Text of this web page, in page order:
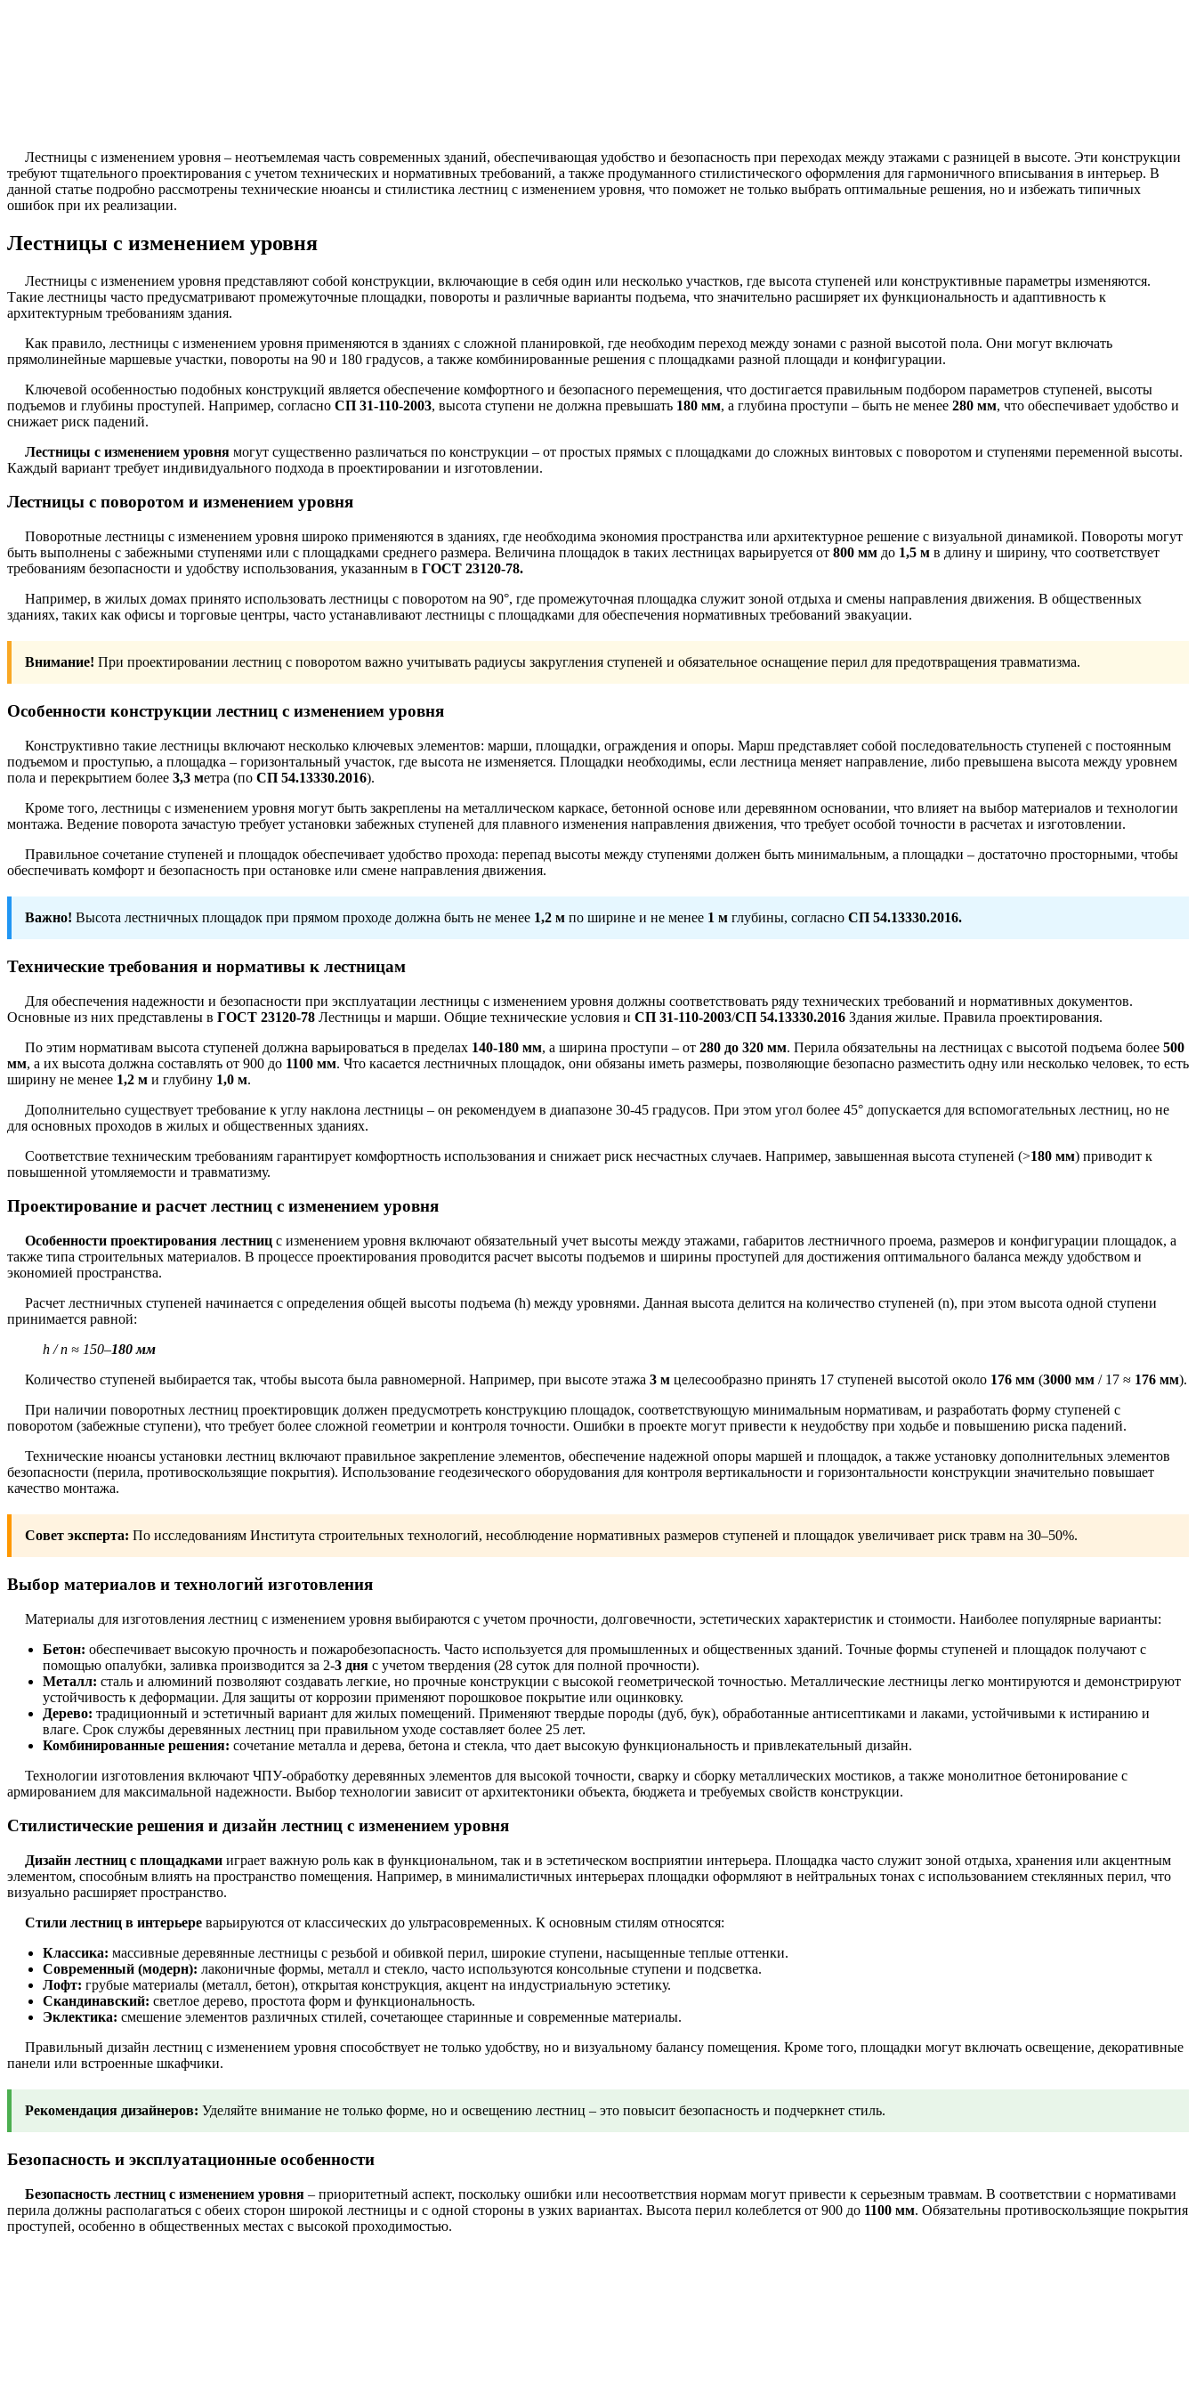
Лестницы с изменением уровня – неотъемлемая часть современных зданий, обеспечивающая удобство и безопасность при переходах между этажами с разницей в высоте. Эти конструкции
требуют тщательного проектирования с учетом технических и нормативных требований, а также продуманного стилистического оформления для гармоничного вписывания в интерьер. В
данной статье подробно рассмотрены технические нюансы и стилистика лестниц с изменением уровня, что поможет не только выбрать оптимальные решения, но и избежать типичных
ошибок при их реализации.
Лестницы с изменением уровня
Лестницы с изменением уровня представляют собой конструкции, включающие в себя один или несколько участков, где высота ступеней или конструктивные параметры изменяются.
Такие лестницы часто предусматривают промежуточные площадки, повороты и различные варианты подъема, что значительно расширяет их функциональность и адаптивность к
архитектурным требованиям здания.
Как правило, лестницы с изменением уровня применяются в зданиях с сложной планировкой, где необходим переход между зонами с разной высотой пола. Они могут включать
прямолинейные маршевые участки, повороты на 90 и 180 градусов, а также комбинированные решения с площадками разной площади и конфигурации.
Ключевой особенностью подобных конструкций является обеспечение комфортного и безопасного перемещения, что достигается правильным подбором параметров ступеней, высоты
подъемов и глубины проступей. Например, согласно СП 31-110-2003, высота ступени не должна превышать 180 мм, а глубина проступи – быть не менее 280 мм, что обеспечивает удобство и
снижает риск падений.
Лестницы с изменением уровня могут существенно различаться по конструкции – от простых прямых с площадками до сложных винтовых с поворотом и ступенями переменной высоты.
Каждый вариант требует индивидуального подхода в проектировании и изготовлении.
Лестницы с поворотом и изменением уровня
Поворотные лестницы с изменением уровня широко применяются в зданиях, где необходима экономия пространства или архитектурное решение с визуальной динамикой. Повороты могут
быть выполнены с забежными ступенями или с площадками среднего размера. Величина площадок в таких лестницах варьируется от 800 мм до 1,5 м в длину и ширину, что соответствует
требованиям безопасности и удобству использования, указанным в ГОСТ 23120-78.
Например, в жилых домах принято использовать лестницы с поворотом на 90°, где промежуточная площадка служит зоной отдыха и смены направления движения. В общественных
зданиях, таких как офисы и торговые центры, часто устанавливают лестницы с площадками для обеспечения нормативных требований эвакуации.
Внимание! При проектировании лестниц с поворотом важно учитывать радиусы закругления ступеней и обязательное оснащение перил для предотвращения травматизма.
Особенности конструкции лестниц с изменением уровня
Конструктивно такие лестницы включают несколько ключевых элементов: марши, площадки, ограждения и опоры. Марш представляет собой последовательность ступеней с постоянным
подъемом и проступью, а площадка – горизонтальный участок, где высота не изменяется. Площадки необходимы, если лестница меняет направление, либо превышена высота между уровнем
пола и перекрытием более 3,3 метра (по СП 54.13330.2016).
Кроме того, лестницы с изменением уровня могут быть закреплены на металлическом каркасе, бетонной основе или деревянном основании, что влияет на выбор материалов и технологии
монтажа. Ведение поворота зачастую требует установки забежных ступеней для плавного изменения направления движения, что требует особой точности в расчетах и изготовлении.
Правильное сочетание ступеней и площадок обеспечивает удобство прохода: перепад высоты между ступенями должен быть минимальным, а площадки – достаточно просторными, чтобы
обеспечивать комфорт и безопасность при остановке или смене направления движения.
Важно! Высота лестничных площадок при прямом проходе должна быть не менее 1,2 м по ширине и не менее 1 м глубины, согласно СП 54.13330.2016.
Технические требования и нормативы к лестницам
Для обеспечения надежности и безопасности при эксплуатации лестницы с изменением уровня должны соответствовать ряду технических требований и нормативных документов.
Основные из них представлены в ГОСТ 23120-78 Лестницы и марши. Общие технические условия и СП 31-110-2003/СП 54.13330.2016 Здания жилые. Правила проектирования.
По этим нормативам высота ступеней должна варьироваться в пределах 140-180 мм, а ширина проступи – от 280 до 320 мм. Перила обязательны на лестницах с высотой подъема более 500
мм, а их высота должна составлять от 900 до 1100 мм. Что касается лестничных площадок, они обязаны иметь размеры, позволяющие безопасно разместить одну или несколько человек, то есть
ширину не менее 1,2 м и глубину 1,0 м.
Дополнительно существует требование к углу наклона лестницы – он рекомендуем в диапазоне 30-45 градусов. При этом угол более 45° допускается для вспомогательных лестниц, но не
для основных проходов в жилых и общественных зданиях.
Соответствие техническим требованиям гарантирует комфортность использования и снижает риск несчастных случаев. Например, завышенная высота ступеней (>180 мм) приводит к
повышенной утомляемости и травматизму.
Проектирование и расчет лестниц с изменением уровня
Особенности проектирования лестниц с изменением уровня включают обязательный учет высоты между этажами, габаритов лестничного проема, размеров и конфигурации площадок, а
также типа строительных материалов. В процессе проектирования проводится расчет высоты подъемов и ширины проступей для достижения оптимального баланса между удобством и
экономией пространства.
Расчет лестничных ступеней начинается с определения общей высоты подъема (h) между уровнями. Данная высота делится на количество ступеней (n), при этом высота одной ступени
принимается равной:
h / n ≈ 150–180 мм
Количество ступеней выбирается так, чтобы высота была равномерной. Например, при высоте этажа 3 м целесообразно принять 17 ступеней высотой около 176 мм (3000 мм / 17 ≈ 176 мм).
При наличии поворотных лестниц проектировщик должен предусмотреть конструкцию площадок, соответствующую минимальным нормативам, и разработать форму ступеней с
поворотом (забежные ступени), что требует более сложной геометрии и контроля точности. Ошибки в проекте могут привести к неудобству при ходьбе и повышению риска падений.
Технические нюансы установки лестниц включают правильное закрепление элементов, обеспечение надежной опоры маршей и площадок, а также установку дополнительных элементов
безопасности (перила, противоскользящие покрытия). Использование геодезического оборудования для контроля вертикальности и горизонтальности конструкции значительно повышает
качество монтажа.
Совет эксперта: По исследованиям Института строительных технологий, несоблюдение нормативных размеров ступеней и площадок увеличивает риск травм на 30–50%.
Выбор материалов и технологий изготовления
Материалы для изготовления лестниц с изменением уровня выбираются с учетом прочности, долговечности, эстетических характеристик и стоимости. Наиболее популярные варианты:
Бетон: обеспечивает высокую прочность и пожаробезопасность. Часто используется для промышленных и общественных зданий. Точные формы ступеней и площадок получают с
помощью опалубки, заливка производится за 2-3 дня с учетом твердения (28 суток для полной прочности).
Металл: сталь и алюминий позволяют создавать легкие, но прочные конструкции с высокой геометрической точностью. Металлические лестницы легко монтируются и демонстрируют
устойчивость к деформации. Для защиты от коррозии применяют порошковое покрытие или оцинковку.
Дерево: традиционный и эстетичный вариант для жилых помещений. Применяют твердые породы (дуб, бук), обработанные антисептиками и лаками, устойчивыми к истиранию и
влаге. Срок службы деревянных лестниц при правильном уходе составляет более 25 лет.
Комбинированные решения: сочетание металла и дерева, бетона и стекла, что дает высокую функциональность и привлекательный дизайн.
Технологии изготовления включают ЧПУ-обработку деревянных элементов для высокой точности, сварку и сборку металлических мостиков, а также монолитное бетонирование с
армированием для максимальной надежности. Выбор технологии зависит от архитектоники объекта, бюджета и требуемых свойств конструкции.
Стилистические решения и дизайн лестниц с изменением уровня
Дизайн лестниц с площадками играет важную роль как в функциональном, так и в эстетическом восприятии интерьера. Площадка часто служит зоной отдыха, хранения или акцентным
элементом, способным влиять на пространство помещения. Например, в минималистичных интерьерах площадки оформляют в нейтральных тонах с использованием стеклянных перил, что
визуально расширяет пространство.
Стили лестниц в интерьере варьируются от классических до ультрасовременных. К основным стилям относятся:
Классика: массивные деревянные лестницы с резьбой и обивкой перил, широкие ступени, насыщенные теплые оттенки.
Современный (модерн): лаконичные формы, металл и стекло, часто используются консольные ступени и подсветка.
Лофт: грубые материалы (металл, бетон), открытая конструкция, акцент на индустриальную эстетику.
Скандинавский: светлое дерево, простота форм и функциональность.
Эклектика: смешение элементов различных стилей, сочетающее старинные и современные материалы.
Правильный дизайн лестниц с изменением уровня способствует не только удобству, но и визуальному балансу помещения. Кроме того, площадки могут включать освещение, декоративные
панели или встроенные шкафчики.
Рекомендация дизайнеров: Уделяйте внимание не только форме, но и освещению лестниц – это повысит безопасность и подчеркнет стиль.
Безопасность и эксплуатационные особенности
Безопасность лестниц с изменением уровня – приоритетный аспект, поскольку ошибки или несоответствия нормам могут привести к серьезным травмам. В соответствии с нормативами
перила должны располагаться с обеих сторон широкой лестницы и с одной стороны в узких вариантах. Высота перил колеблется от 900 до 1100 мм. Обязательны противоскользящие покрытия
проступей, особенно в общественных местах с высокой проходимостью.